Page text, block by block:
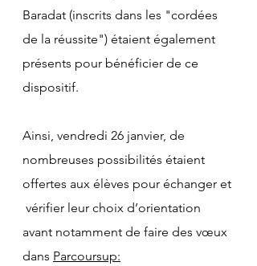
Baradat (inscrits dans les "cordées
de la réussite") étaient également
présents pour bénéficier de ce
dispositif.
Ainsi, vendredi 26 janvier, de
nombreuses possibilités étaient
offertes aux élèves pour échanger et
vérifier leur choix d’orientation
avant notamment de faire des vœux
dans Parcoursup: